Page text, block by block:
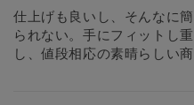
仕上げも良いし、そんなに
られない。手にフィットし
し、値段相応の素晴らしい